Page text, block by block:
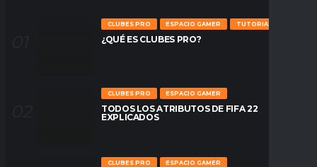
CLUBES PRO ESPACIO GAMER TUTORIALES
¿QUÉ ES CLUBES PRO?
CLUBES PRO ESPACIO GAMER
TODOS LOS ATRIBUTOS DE FIFA 22
EXPLICADOS
CLUBES PRO ESPACIO GAMER